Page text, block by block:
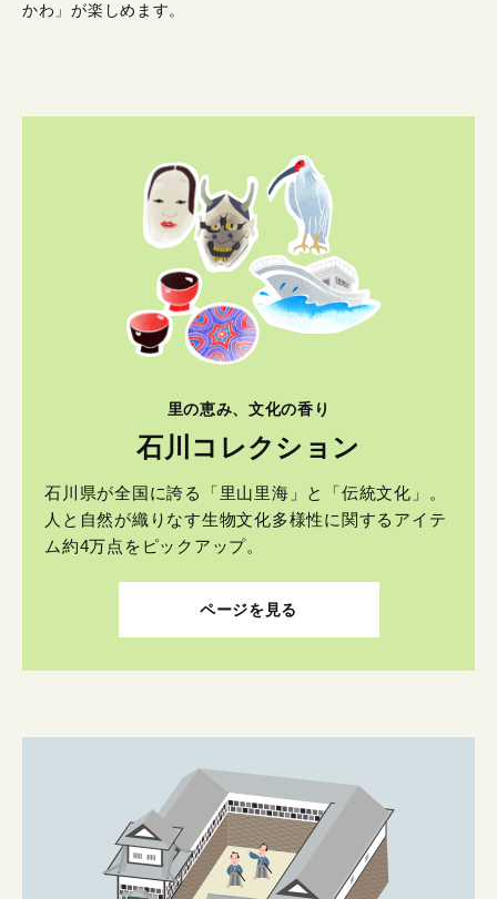
かわ」が楽しめます。
里の恵み、文化の香り
石川コレクション
石川県が全国に誇る「里山里海」と「伝統文化」。
人と自然が織りなす生物文化多様性に関するアイテ
ム約4万点をピックアップ。
ページを見る